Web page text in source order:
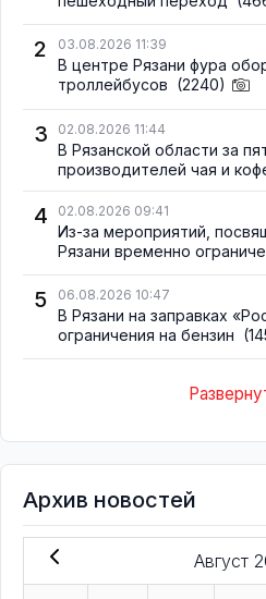
2 03.08.2026 11:39
В центре Рязани фура
троллейбусов (2240)
3 02.08.2026 11:44
В Рязанской области за
производителей чая и
4 02.08.2026 09:41
Из-за мероприятий,
Рязани временно
5 06.08.2026 10:47
В Рязани на заправках
ограничения на бензин
Архив новостей
Август